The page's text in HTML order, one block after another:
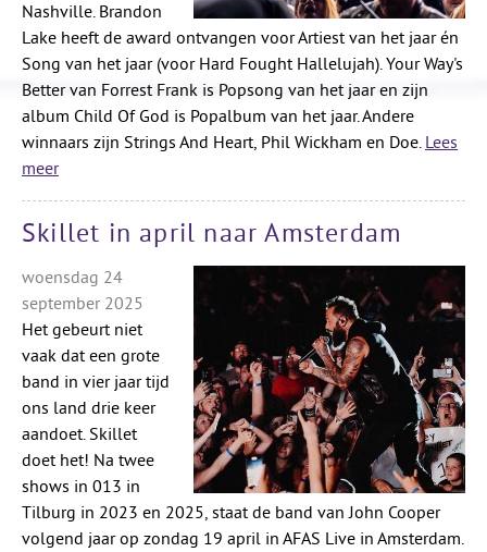
Nashville. Brandon
Lake heeft de award ontvangen voor Artiest van het jaar én
Song van het jaar (voor Hard Fought Hallelujah). Your Way's
Better van Forrest Frank is Popsong van het jaar en zijn
album Child Of God is Popalbum van het jaar. Andere
winnaars zijn Strings And Heart, Phil Wickham en Doe. Lees
meer
Skillet in april naar Amsterdam
woensdag 24
september 2025
Het gebeurt niet
vaak dat een grote
band in vier jaar tijd
ons land drie keer
aandoet. Skillet
doet het! Na twee
shows in 013 in
Tilburg in 2023 en 2025, staat de band van John Cooper
volgend jaar op zondag 19 april in AFAS Live in Amsterdam.